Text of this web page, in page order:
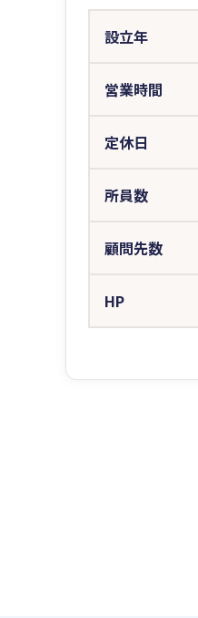
設立年
営業時間
定休日
所員数
顧問先数
HP